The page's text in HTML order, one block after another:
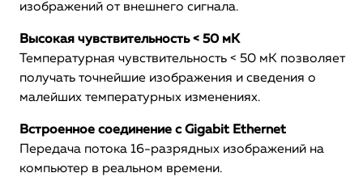
изображений от внешнего сигнала.
Высокая чувствительность < 50 мК
Температурная чувствительность < 50 мК позволяет
получать точнейшие изображения и сведения о
малейших температурных изменениях.
Встроенное соединение с Gigabit Ethernet
Передача потока 16-разрядных изображений на
компьютер в реальном времени.